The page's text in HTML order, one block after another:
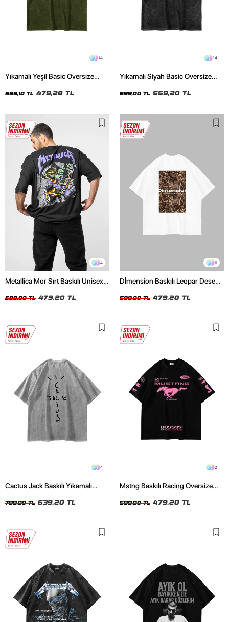
14
Yıkamalı Yeşil Basic Oversize
599,10 TL 479,28 TL
14
Yıkamalı Siyah Basic Oversize
699,00 TL 559,20 TL
4
Metallica Mor Sırt Baskılı Unisex
599,00 TL 479,20 TL
6
Dİmension Baskılı Leopar Desenli
Tshirt
599,00 TL 479,20 TL
4
Cactus Jack Baskılı Yıkamalı
799,00 TL 639,20 TL
2
Mstng Baskılı Racing Oversize
599,00 TL 479,20 TL